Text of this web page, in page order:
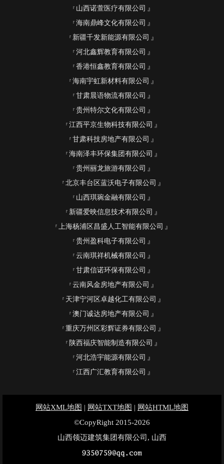
山西诺萱医疗有限公司
海南鼎峰文化有限公司
新疆千发新能源有限公司
河北鑫辉教育有限公司
香港恒鑫教育有限公司
海南宇虹新材料有限公司
甘肃晨语物流有限公司
贵州特尔文化有限公司
江西平京生物科技有限公司
甘肃科技房地产有限公司
海南泽丰环保集团有限公司
贵州丽龙旅游有限公司
北京丰台区蓝沃电子有限公司
山西琪琬金融有限公司
新疆爱映信息技术有限公司
上海杨浦区昌盛人工智能有限公司
贵州盈科电子有限公司
云南琪祥机械有限公司
甘肃信诺环保有限公司
云南风金房地产有限公司
天津宁河区卓越化工有限公司
澳门诚达房地产有限公司
重庆万州区彩辉证券有限公司
陕西福庆智能制造有限公司
河北浩宇能源有限公司
江西广汇教育有限公司
网站XML地图 | 网站TXT地图 | 网站HTML地图
©CopyRight 2015-2026
山西领迈建筑集团有限公司, 山西